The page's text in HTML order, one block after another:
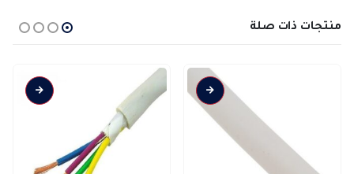
منتجات ذات صلة